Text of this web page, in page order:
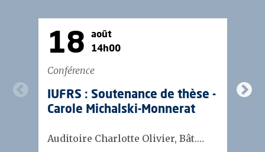
18
août
14h00
Conférence
IUFRS : Soutenance de thèse -
Carole Michalski-Monnerat
Auditoire Charlotte Olivier, Bât.…